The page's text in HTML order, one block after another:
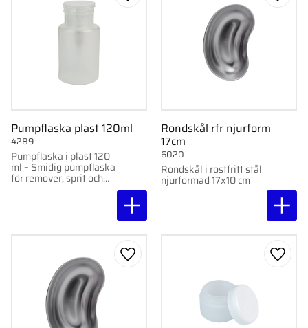
Pumpflaska plast 120ml
Pumpflaska i plast 120
ml – Smidig pumpflaska
för remover, sprit och
4289
Rondskål rfr njurform
17cm
Rondskål i rostfritt stål
njurformad 17x10 cm
6020
Lägg till i favoriter Lägg